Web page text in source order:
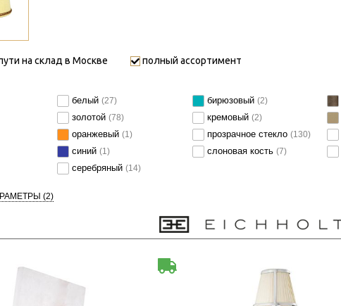
на склад в Москве полный ассортимент
белый (27) бирюзовый (2)
золотой (78) кремовый (2)
оранжевый (1) прозрачное стекло (130)
синий (1) слоновая кость (7)
серебряный (14)
(2)